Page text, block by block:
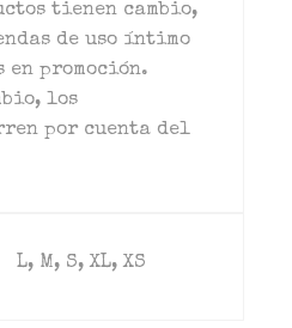
tienen cambio,
de uso íntimo
en promoción.
los
por cuenta del
L, M, S, XL, XS